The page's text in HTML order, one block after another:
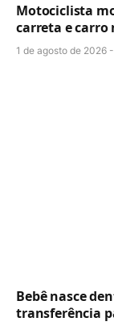
Motociclista
carreta e carro
1 de agosto de 2026
Bebê nasce
transferência